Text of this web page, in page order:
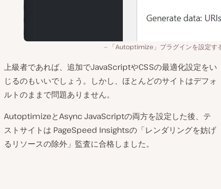
「Autoptimize」プラグインを設定す
上級者であれば、追加でJavaScriptやCSSの最適化設定をい
じるのもいいでしょう。しかし、ほとんどのサイトはデフォ
ルトのままで問題ありません。
AutoptimizeとAsync JavaScriptの両方を設定した後、テ
ストサイトは PageSpeed Insightsの「レンダリングを妨げ
るリソースの除外」監査に合格しました。